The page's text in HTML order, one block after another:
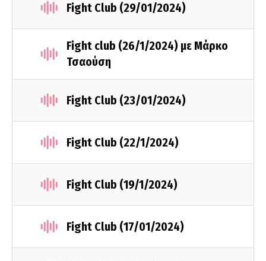
Fight Club (29/01/2024)
Fight club (26/1/2024) με Μάρκο
Τσαούση
Fight Club (23/01/2024)
Fight Club (22/1/2024)
Fight Club (19/1/2024)
Fight Club (17/01/2024)